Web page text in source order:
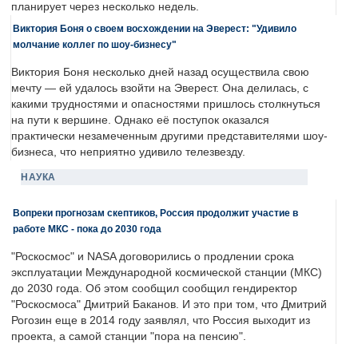
планирует через несколько недель.
Виктория Боня о своем восхождении на Эверест: "Удивило
молчание коллег по шоу-бизнесу"
Виктория Боня несколько дней назад осуществила свою
мечту — ей удалось взойти на Эверест. Она делилась, с
какими трудностями и опасностями пришлось столкнуться
на пути к вершине. Однако её поступок оказался
практически незамеченным другими представителями шоу-
бизнеса, что неприятно удивило телезвезду.
НАУКА
Вопреки прогнозам скептиков, Россия продолжит участие в
работе МКС - пока до 2030 года
"Роскосмос" и NASA договорились о продлении срока
эксплуатации Международной космической станции (МКС)
до 2030 года. Об этом сообщил сообщил гендиректор
"Роскосмоса" Дмитрий Баканов. И это при том, что Дмитрий
Рогозин еще в 2014 году заявлял, что Россия выходит из
проекта, а самой станции "пора на пенсию".